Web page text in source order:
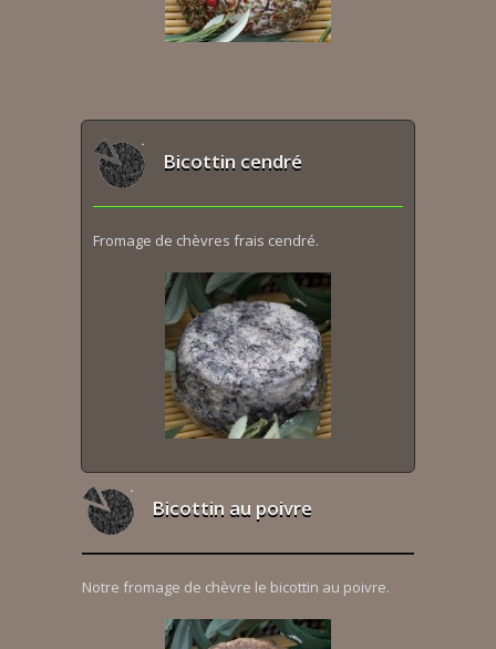
Bicottin cendré
Fromage de chèvres frais cendré.
Bicottin au poivre
Notre fromage de chèvre le bicottin au poivre.